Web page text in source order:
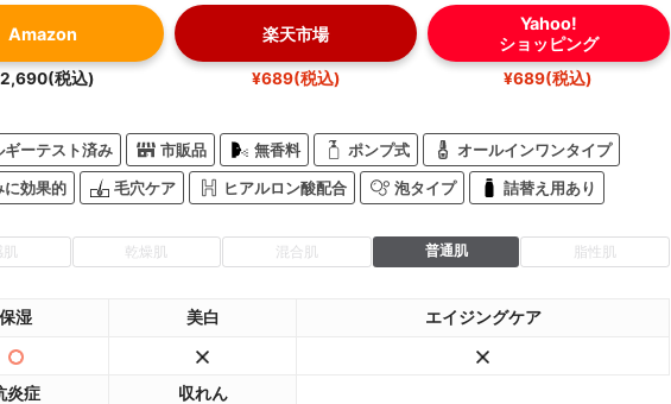
Amazon
税込)
楽天市場
¥689(税込)
Yahoo!
ショッピング
¥689(税込)
ギーテスト済み 市販品 無香料 ポンプ式 オールインワンタイプ
に効果的 毛穴ケア ヒアルロン酸配合 泡タイプ 詰替え用あり
乾燥肌 混合肌 普通肌 脂性肌
保湿 美白 エイジングケア
炎症 収れん